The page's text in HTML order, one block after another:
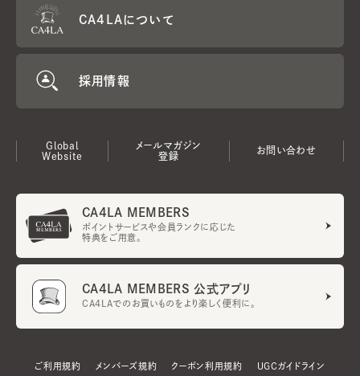
CA4LAについて
採用情報
Global
Website
メールマガジン
登録
お問い合わせ
CA4LA MEMBERS
ポイントサービスや会員ランクに応じた
特典をご用意。
CA4LA MEMBERS 公式アプリ
CA4LAでのお買いものをより楽しく便利に。
ご利用規約 メンバーズ規約 クーポン利用規約 UGCガイドライン